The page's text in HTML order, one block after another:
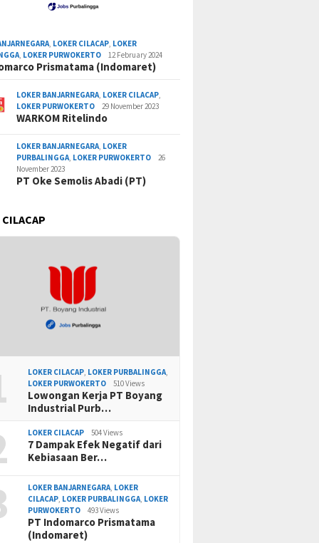
LOKER CILACAP LOKER
LOKER PURWOKERTO 12 February 2024
Prismatama (Indomaret)
LOKER BANJARNEGARA LOKER CILACAP
LOKER PURWOKERTO
29 November 2023
WARKOM Ritelindo
LOKER BANJARNEGARA LOKER
PURBALINGGA LOKER PURWOKERTO
26
November 2023
PT Oke Semolis Abadi (PT)
LOKER CILACAP, LOKER PURBALINGGA,
LOKER PURWOKERTO
510 Views
Lowongan Kerja PT Boyang
Industrial Purb…
LOKER CILACAP 504 Views
7 Dampak Efek Negatif dari
Kebiasaan Ber…
LOKER BANJARNEGARA, LOKER
CILACAP, LOKER PURBALINGGA, LOKER
PURWOKERTO
493 Views
PT Indomarco Prismatama
(Indomaret)